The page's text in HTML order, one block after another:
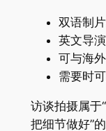
双语制
英文导
可与海
需要时
访谈拍摄属于
把细节做好”